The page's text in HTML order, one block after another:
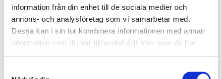
information från din enhet till de sociala medier och
annons- och analysföretag som vi samarbetar med.
Dessa kan i sin tur kombinera informationen med annan
information som du har tillhandahållit eller som de har
to implement or
change the
website's content
in real-time.
dig